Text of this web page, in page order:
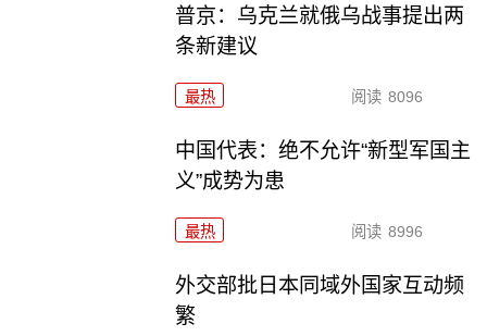
普京：乌克兰就俄乌战事提出两
条新建议
最热 阅读 8096
中国代表：绝不允许“新型军国主
义”成势为患
最热 阅读 8996
外交部批日本同域外国家互动频
繁